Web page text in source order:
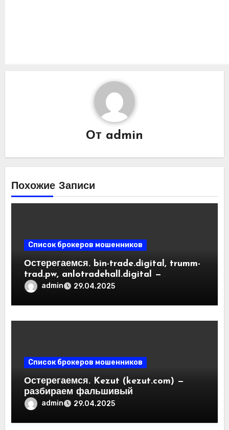
От admin
Похожие Записи
Список брокеров мошенников
Остерегаемся. bin-trade.digital, trumm-
trad.pw, anlotradehall.digital —
разоблачение фальшивых
криптобирж. Как вернуть деньги.
Отзывы пользователей
admin 29.04.2025
Список брокеров мошенников
Остерегаемся. Kezut (kezut.com) —
разбираем фальшивый
криптовалютный обменник. Как
вернуть деньги. Отзывы
пользователей
admin 29.04.2025